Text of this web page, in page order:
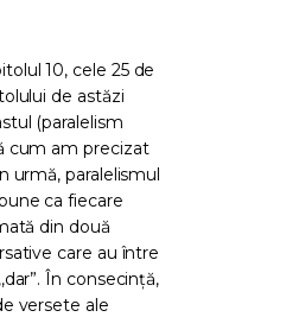
10, cele 25 de
de astăzi
(paralelism
cum am precizat
urmă, paralelismul
ca fiecare
din două
care au între
În consecință,
versete ale